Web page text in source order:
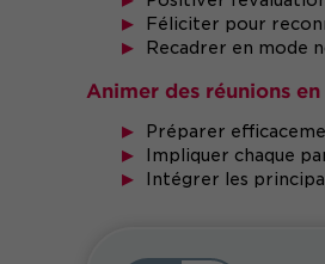
Féliciter pour
Recadrer en mode
Animer des réunions
Préparer
Impliquer chaque
Intégrer les